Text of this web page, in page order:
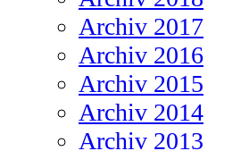
Archiv 2017
Archiv 2016
Archiv 2015
Archiv 2014
Archiv 2013